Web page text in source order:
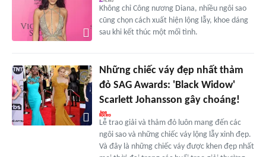
Không chỉ Công nương Diana, nhiều ngôi sao
cũng chọn cách xuất hiện lộng lẫy, khoe dáng
sau khi kết thúc một mối tình.
Những chiếc váy đẹp nhất thảm
đỏ SAG Awards: 'Black Widow'
Scarlett Johansson gây choáng!
Lễ trao giải và thảm đỏ luôn mang đến các
ngôi sao và những chiếc váy lộng lẫy xinh đẹp.
Và đây là những chiếc váy được khen đẹp nhất